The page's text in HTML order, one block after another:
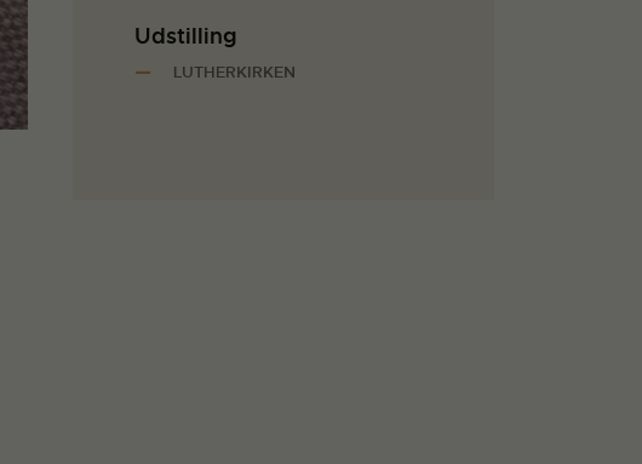
Udstilling
LUTHERKIRKEN